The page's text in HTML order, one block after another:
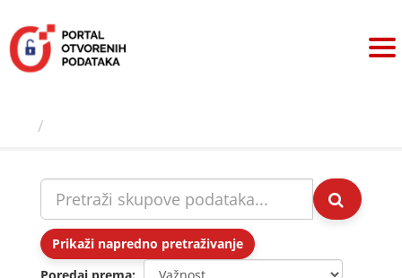
sadržaj
Prikaži napredno pretraživanje